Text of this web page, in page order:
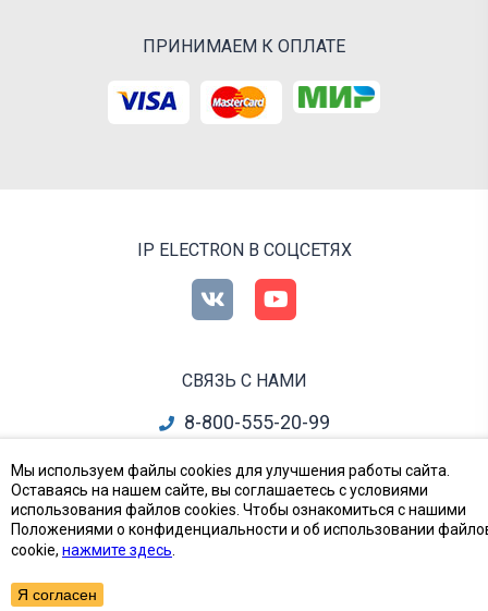
ПРИНИМАЕМ К ОПЛАТЕ
IP ELECTRON В СОЦСЕТЯХ
СВЯЗЬ С НАМИ
8-800-555-20-99
info@ipelectron.ru
все контакты
Приборы, Радиодетали и Электронные компоненты
Мы используем файлы cookies для улучшения работы сайта.
Оставаясь на нашем сайте, вы соглашаетесь с условиями
использования файлов cookies. Чтобы ознакомиться с нашими
Положениями о конфиденциальности и об использовании
cookie, нажмите здесь
Я согласен